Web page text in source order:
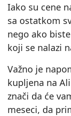
Iako su cene
sa ostatkom
nego ako
koji se nalazi
Važno je
kupljena na
znači da će
meseci, da